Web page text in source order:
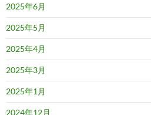
2025年6月
2025年5月
2025年4月
2025年3月
2025年1月
2024年12月